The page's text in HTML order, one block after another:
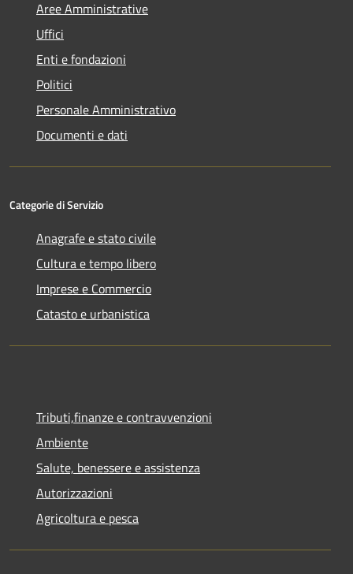
Aree Amministrative
Uffici
Enti e fondazioni
Politici
Personale Amministrativo
Documenti e dati
Categorie di Servizio
Anagrafe e stato civile
Cultura e tempo libero
Imprese e Commercio
Catasto e urbanistica
Tributi,finanze e contravvenzioni
Ambiente
Salute, benessere e assistenza
Autorizzazioni
Agricoltura e pesca